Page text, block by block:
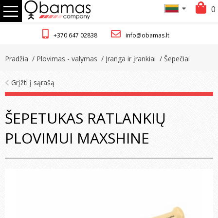
+370 647 02838 info@obamas.lt
0
Pradžia / Plovimas - valymas / Įranga ir įrankiai / Šepečiai
Grįžti į sąrašą
ŠEPETUKAS RATLANKIŲ
PLOVIMUI MAXSHINE